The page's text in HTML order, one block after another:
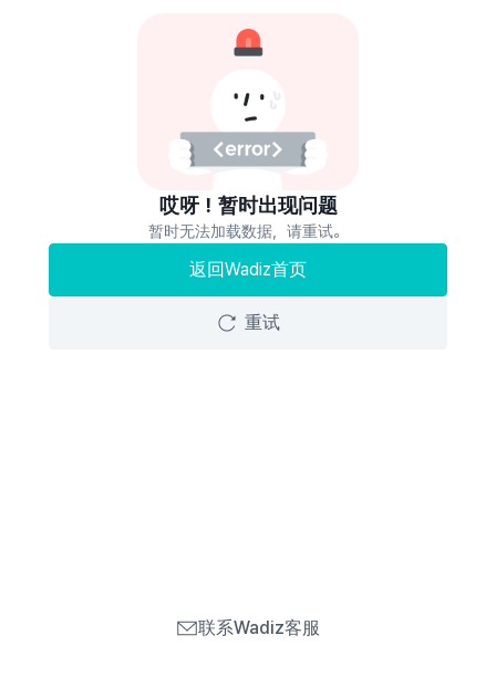
哎呀！暂时出现问题
暂时无法加载数据，请重试。
返回Wadiz首页
重试
联系Wadiz客服